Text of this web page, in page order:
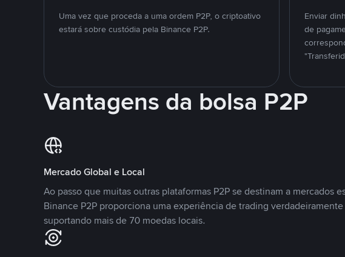
Uma vez que proceda a uma ordem P2P, o criptoativo
estará sobre custódia pela Binance P2P.
Enviar
de
Vantagens da bolsa P2P
Mercado Global e Local
Ao passo que muitas outras plataformas P2P se destinam a mercados
Binance P2P proporciona uma experiência de trading
suportando mais de 70 moedas locais.